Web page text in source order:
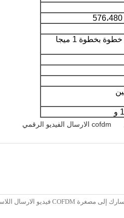
300 ميغاهيرتز - 860 ميجاهرتز ، خطوة بخطوة 1 ميجا
cofdm الارسال الفيديو الرقمي